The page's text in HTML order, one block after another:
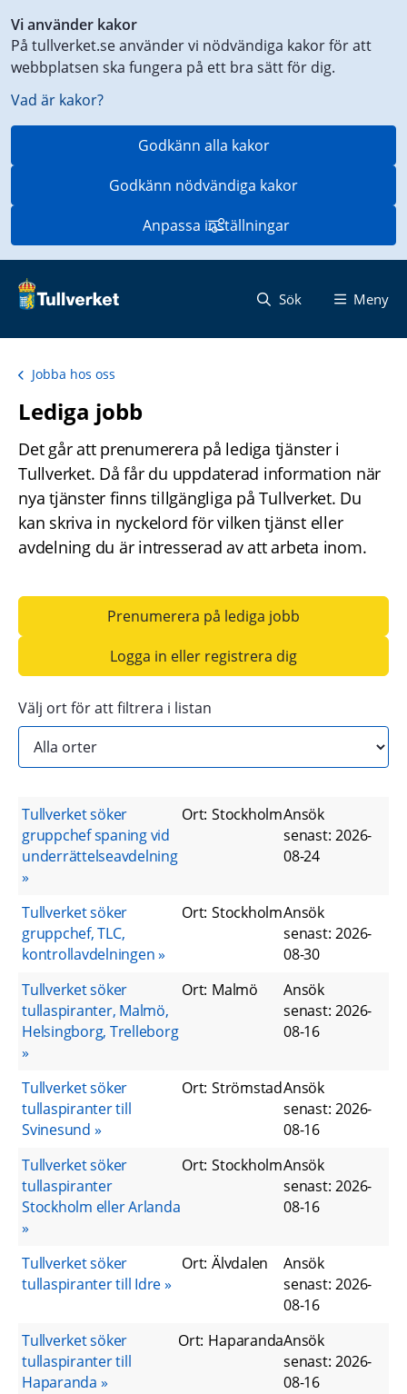
Vi använder kakor
På tullverket.se använder vi nödvändiga kakor för att
webbplatsen ska fungera på ett bra sätt för dig.
Vad är kakor?
Godkänn alla kakor
Godkänn nödvändiga kakor
Anpassa inställningar
till
innehåll
på
aktuell
Sök Meny
Jobba hos oss
Lediga jobb
Det går att prenumerera på lediga tjänster i
Tullverket. Då får du uppdaterad information när
nya tjänster finns tillgängliga på Tullverket. Du
kan skriva in nyckelord för vilken tjänst eller
avdelning du är intresserad av att arbeta inom.
Prenumerera på lediga jobb
Logga in eller registrera dig
Välj ort för att filtrera i listan
Tullverket söker
gruppchef spaning vid
underrättelseavdelning
Ort: StockholmAnsök
senast: 2026-
08-24
Tullverket söker
gruppchef, TLC,
kontrollavdelningen
Ort: StockholmAnsök
senast: 2026-
08-30
Tullverket söker
tullaspiranter, Malmö,
Helsingborg, Trelleborg
Ort: Malmö
Ansök
senast: 2026-
08-16
Tullverket söker
tullaspiranter till
Svinesund
Ort: StrömstadAnsök
senast: 2026-
08-16
Tullverket söker
tullaspiranter
Stockholm eller Arlanda
Ort: StockholmAnsök
senast: 2026-
08-16
Tullverket söker
tullaspiranter till Idre
Ort: Älvdalen
Ansök
senast: 2026-
08-16
Tullverket söker
tullaspiranter till
Haparanda
Ort: HaparandaAnsök
senast: 2026-
08-16